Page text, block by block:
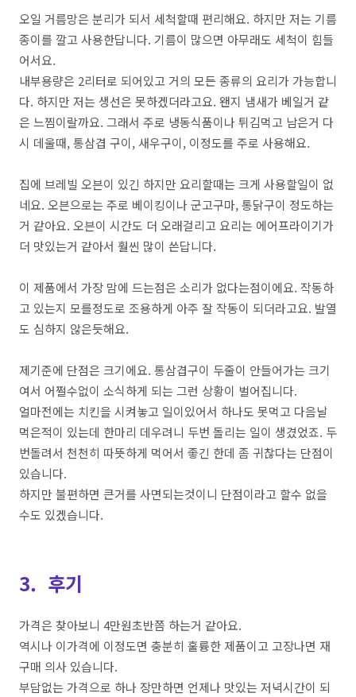
오일 거름망은 분리가 되서 세척할때 편리해요. 하지만 저는 기름
종이를 깔고사용한답니다. 기름이 많으면 아무래도 세척이 힘들
어서요.
내부용량은 2리터로 되어있고 거의 모든 종류의 요리가가능합니
다. 하지만 저는 생선은 못하겠더라고요. 왠지 냄새가 베일거 같
은 느찜이랄까요. 그래서 주로 냉동식품이나 튀김먹고 남은거 다
시 데울때,통삼겹 구이, 새우구이, 이정도를 주로 사용해요.
집에 브레빌 오븐이 있긴 하지만 요리할때는 크게 사용할일이 없
네요. 오븐으로는 주로 베이킹이나 군고구마,통닭구이 정도하는
거 같아요. 오븐이 시간도 더 오래걸리고요리는 에어프라이기가
더 맛있는거 같아서 훨씬 많이 쓴답니다.
이 제품에서 가장 맘에 드는점은 소리가 없다는점이에요. 작동하
고 있는지 모를정도로 조용하게 아주 잘작동이 되더라고요. 발열
도 심하지 않은듯해요.
제기준에 단점은 크기에요. 통삼겹구이 두줄이 안들어가는 크기
여서 어쩔수없이 소식하게 되는 그런 상황이 벌어집니다.
얼마전에는 치킨을 시켜놓고 일이있어서 하나도 못먹고 다음날
먹은적이 있는데 한마리 데우려니 두번 돌리는 일이 생겼었죠. 두
번돌려서 천천히 따뜻하게 먹어서 좋긴 한데 좀 귀찮다는 단점이
있습니다.
하지만 불편하면 큰거를 사면되는것이니 단점이라고 할수 없을
수도 있겠습니다.
3. 후기
가격은 찾아보니 4만원초반쯤 하는거 같아요.
역시나 이가격에 이정도면 충분히 훌륭한 제품이고 고장나면 재
구매 의사 있습니다.
부담없는 가격으로 하나 장만하면 언제나 맛있는 저녁시간이 되